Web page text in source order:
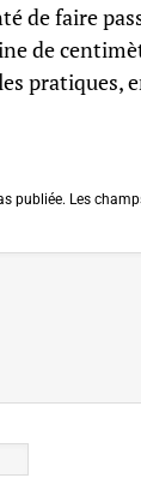
de faire
de
pratiques,
publiée. Les